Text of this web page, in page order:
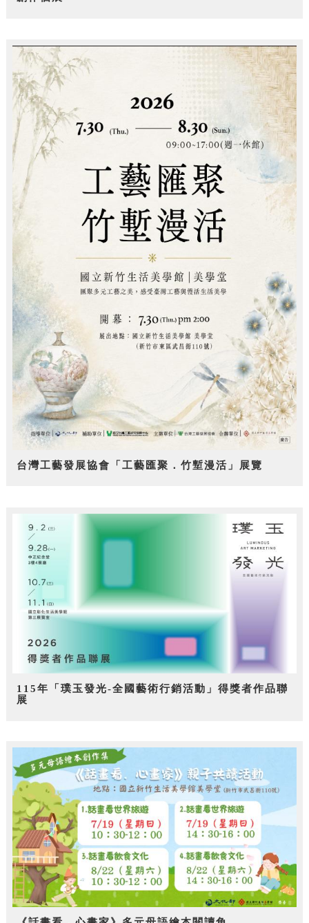
台灣工藝發展協會「工藝匯聚．竹塹漫活」展覽
115年「璞玉發光-全國藝術行銷活動」得獎者作品聯
展